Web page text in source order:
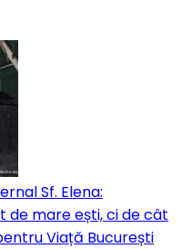
Sf. Elena:
de mare ești, ci de cât
Viață București